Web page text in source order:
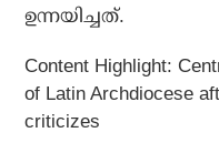
ഉന്നയിച്ചത്.
Content Highlight:
of Latin Archdiocese
criticizes